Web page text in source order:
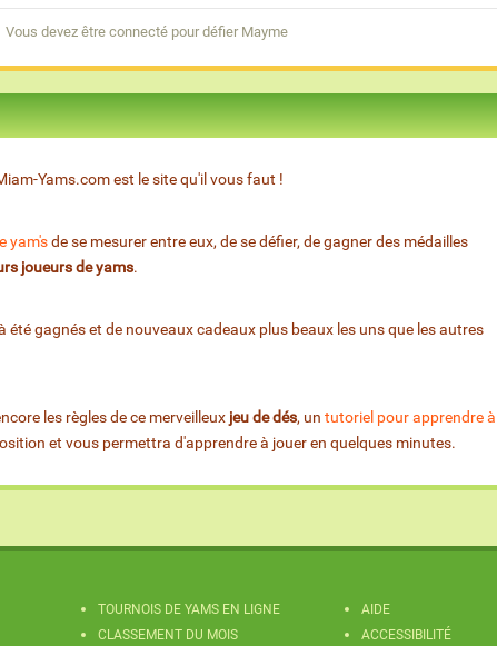
Vous devez être connecté pour défier Mayme
Yams.com est le site qu'il vous faut !
yam'sde se mesurer entre eux, de se défier, de gagner des médailles
joueurs de yams.
été gagnés et de nouveaux cadeaux plus beaux les uns que les autres
les règles de ce merveilleux jeu de dés, un tutoriel pour apprendre à
et vous permettra d'apprendre à jouer en quelques minutes.
TOURNOIS DE YAMS EN LIGNE
CLASSEMENT DU MOIS
AIDE
ACCESSIBILITÉ